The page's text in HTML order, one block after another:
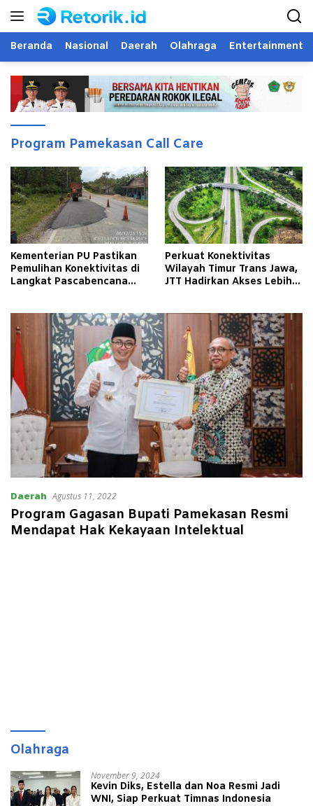
Langsung
Beranda Nasional Daerah Olahraga Entertainment
Program Pamekasan Call Care
Kementerian PU Pastikan
Pemulihan Konektivitas di
Langkat Pascabencana
Perkuat Konektivitas
Wilayah Timur Trans Jawa,
JTT Hadirkan Akses Lebih
Daerah Agustus 11, 2022
Program Gagasan Bupati Pamekasan Resmi
Mendapat Hak Kekayaan Intelektual
Olahraga
November 9, 2024
Kevin Diks, Estella dan Noa Resmi Jadi
WNI, Siap Perkuat Timnas Indonesia